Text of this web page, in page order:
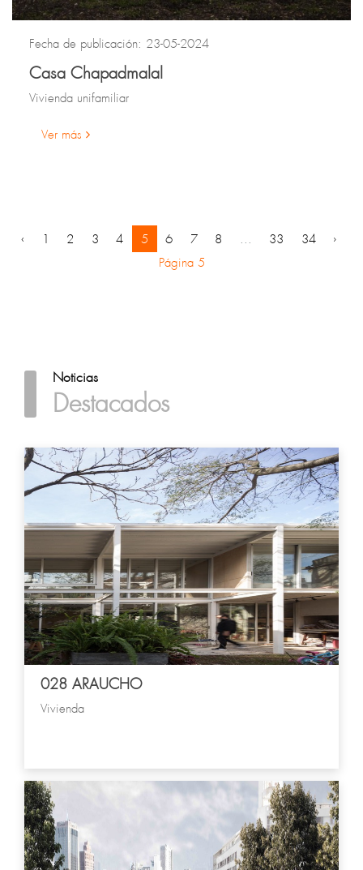
Fecha de publicación: 23-05-2024
Casa Chapadmalal
Vivienda unifamiliar
Ver más
‹ 1 2 3 4 5 6 7 8 ... 33 34
›
Página 5
Noticias
Destacados
028 ARAUCHO
Vivienda